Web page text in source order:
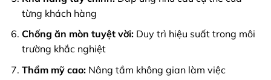
từng khách hàng
Chống ăn mòn tuyệt vời:Duy trì hiệu suất trong môi
trường khắc nghiệt
Thẩm mỹ cao:Nâng tầm không gian làm việc